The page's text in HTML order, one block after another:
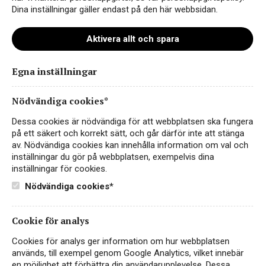
en bollery_utan årg_1800px
Instagram
Facebook
Dina inställningar gäller endast på den här webbsidan.
Aktivera allt och spara
Egna inställningar
Nödvändiga cookies*
Dessa cookies är nödvändiga för att webbplatsen ska fungera
på ett säkert och korrekt sätt, och går därför inte att stänga
av. Nödvändiga cookies kan innehålla information om val och
inställningar du gör på webbplatsen, exempelvis dina
inställningar för cookies.
Nödvändiga cookies*
Cookie för analys
Cookies för analys ger information om hur webbplatsen
används, till exempel genom Google Analytics, vilket innebär